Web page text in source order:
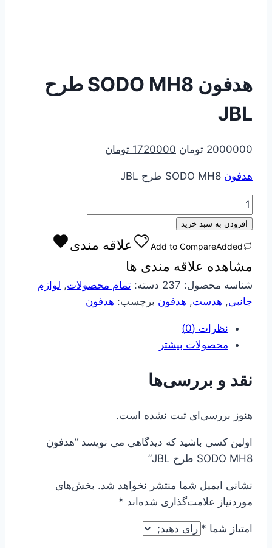
هدفون SODO MH8 طرح
JBL
2000000 تومان قیمت
2000000 تومان
بود.
1720000 تومان
است.
هدفون
هدفون
SODO
طرح
JBL
عدد
افزودن به سبد خرید
Add to CompareAdded
علاقه مندی
مشاهده علاقه مندی ها
شناسه محصول: 237 دسته: تمام محصولات, لوازم
جانبی, هدست, هدفون برچسب: هدفون
نظرات (0)
محصولات بیشتر
نقد و بررسی‌ها
هنوز بررسی‌ای ثبت نشده است.
اولین کسی باشید که دیدگاهی می نویسد “هدفون
SODO MH8 طرح JBL”
نشانی ایمیل شما منتشر نخواهد شد. بخش‌های
موردنیاز علامت‌گذاری شده‌اند *
امتیاز شما *